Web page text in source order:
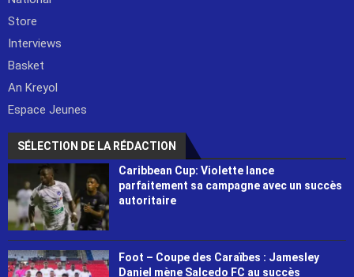
Store
Interviews
Basket
An Kreyol
Espace Jeunes
SÉLECTION DE LA RÉDACTION
Caribbean Cup: Violette lance
parfaitement sa campagne avec un succès
autoritaire
Foot – Coupe des Caraïbes : Jamesley
Daniel mène Salcedo FC au succès